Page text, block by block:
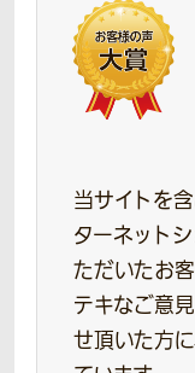
当サイトを
ターネット
ただいたお
テキなご意見
せ頂いた方